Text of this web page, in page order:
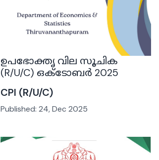
ഉപഭോക്തൃ വില സൂചിക
(R/U/C) ഒക്ടോബർ 2025
CPI (R/U/C)
Published: 24, Dec 2025